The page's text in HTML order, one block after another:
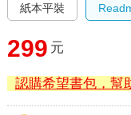
紙本平裝
299 元
認購希望書包，幫